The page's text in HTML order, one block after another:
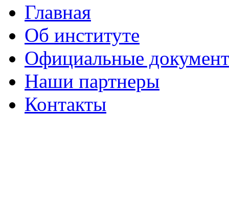
Главная
Об институте
Официальные
Наши партнеры
Контакты